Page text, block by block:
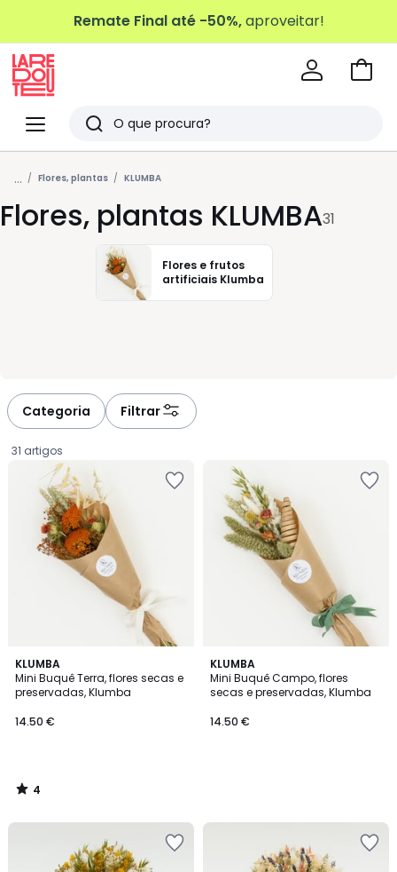
Remate Final até -50%,aproveitar!
Menu
Redoute
Pesquisar
Últimos
artigos
vistos
Ir
... Flores, plantas KLUMBA
Flores, plantas KLUMBA31
Flores e frutos
artificiais Klumba
Categoria Filtrar
31 artigos
KLUMBA
Mini Buquê Terra, flores secas e
preservadas, Klumba
€.
14.50 €
4
/
5
4
/
KLUMBA
Mini Buquê Campo, flores
secas e preservadas, Klumba
14.50 €